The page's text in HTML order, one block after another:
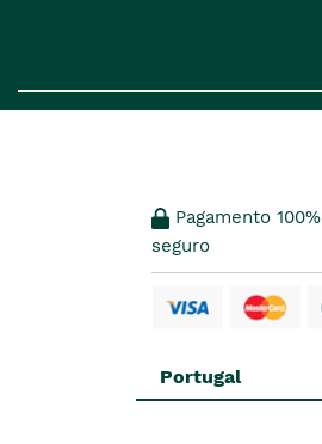
Pagamento 100%
seguro
Portugal